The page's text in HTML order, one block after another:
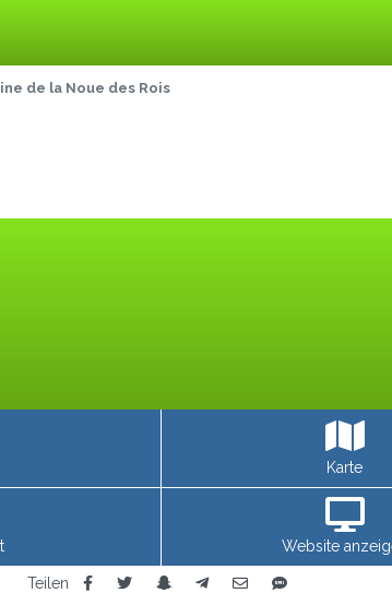
de la Noue des Rois
Karte
Website
Teilen